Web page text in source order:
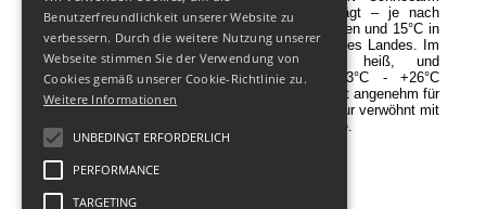
bekannt. Die mittlere Jahrestemperatur beträgt – je nach
Region – zwischen 11°C in den kälteren Gefilden und 15°C in
der Nähe des Schwarzen Meeres im Westen des Landes.
Im
Sommer ist das Wetter vorwiegend heiß, und
Durchschnittstemperatur im August ist +23°C - +26°C
praktisch in ganz Georgien. Klima Georgiens ist angenehm für
Erholung und Behandlung ganzes Jahr, die Natur verwöhnt mit
Überfluß auf Sonne, frisches Obst und Gemüse.
Benutzerfreundlichkeit unserer Website zu
verbessern. Durch die weitere Nutzung unserer
Webseite stimmen Sie der Verwendung von
Cookies gemäß unserer Cookie-Richtlinie zu.
Weitere Informationen
UNBEDINGT ERFORDERLICH
PERFORMANCE
TARGETING